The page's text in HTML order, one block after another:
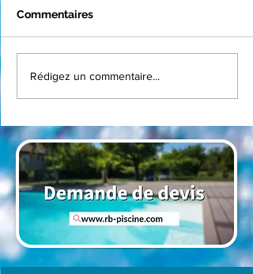
Installation d’une
piscine coque Mirande
Belcastel
Commentaires
Rédigez un commentaire...